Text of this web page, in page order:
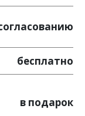
бесплатно
в подарок